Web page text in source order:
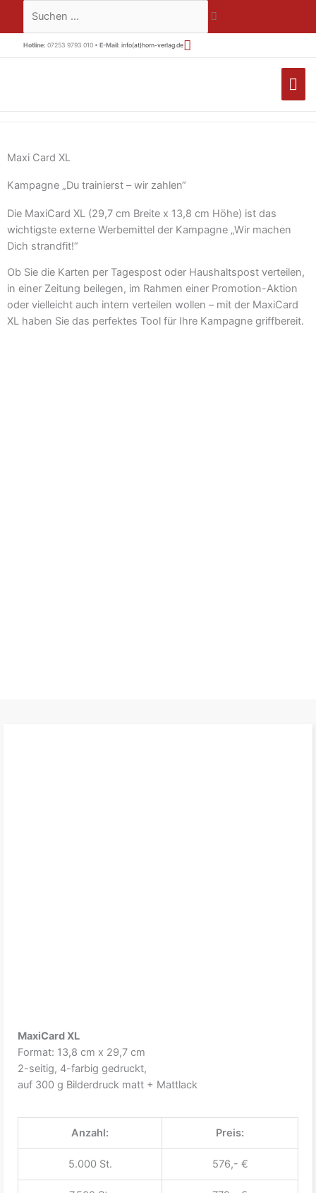
springen
Suchen …
Hotline: 07253 9793 010 • E-Mail: info(at)horn-verlag.de
Maxi Card XL
Kampagne „Du trainierst – wir zahlen“
Die MaxiCard XL (29,7 cm Breite x 13,8 cm Höhe) ist das
wichtigste externe Werbemittel der Kampagne „Wir machen
Dich strandfit!“
Ob Sie die Karten per Tagespost oder Haushaltspost verteilen,
in einer Zeitung beilegen, im Rahmen einer Promotion-Aktion
oder vielleicht auch intern verteilen wollen – mit der MaxiCard
XL haben Sie das perfektes Tool für Ihre Kampagne griffbereit.
MaxiCard XL
Format: 13,8 cm x 29,7 cm
2-seitig, 4-farbig gedruckt,
auf 300 g Bilderdruck matt + Mattlack
Anzahl: Preis:
5.000 St. 576,- €